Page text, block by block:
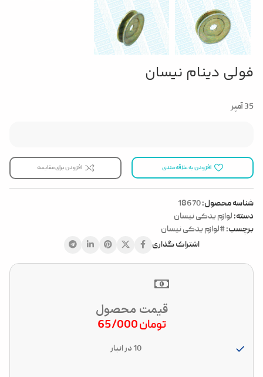
فولی دینام نیسان
35 آمپر
افزودن به علاقه مندی افزودن برای مقایسه
شناسه محصول:18670
دسته: لوازم یدکی نیسان
برچسب:#لوازم یدکی نیسان
اشتراک گذاری
قیمت محصول
تومان
10 در انبار